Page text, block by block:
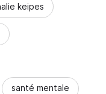
keipes
santé mentale